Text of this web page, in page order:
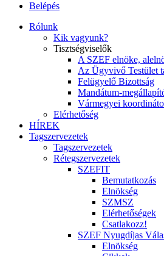
Belépés
Rólunk
Kik vagyunk?
Tisztségviselők
A SZEF elnöke,
Az Ügyvivő Testület
Felügyelő Bizottság
Mandátum-
Vármegyei
Elérhetőség
HÍREK
Tagszervezetek
Tagszervezetek
Rétegszervezetek
SZEFIT
Bemutatkozás
Elnökség
SZMSZ
Elérhetőségek
Csatlakozz!
SZEF Nyugdíjas
Elnökség